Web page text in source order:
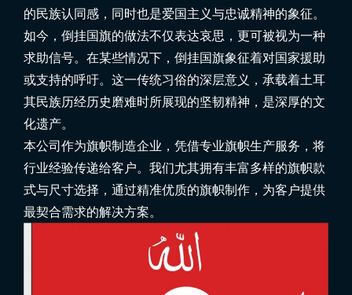
的民族认同感，同时也是爱国主义与忠诚精神的象征。
如今，倒挂国旗的做法不仅表达哀思，更可被视为一种
求助信号。在某些情况下，倒挂国旗象征着对国家援助
或支持的呼吁。这一传统习俗的深层意义，承载着土耳
其民族历经历史磨难时所展现的坚韧精神，是深厚的文
化遗产。
本公司作为旗帜制造企业，凭借专业旗帜生产服务，将
行业经验传递给客户。我们尤其拥有丰富多样的旗帜款
式与尺寸选择，通过精准优质的旗帜制作，为客户提供
最契合需求的解决方案。